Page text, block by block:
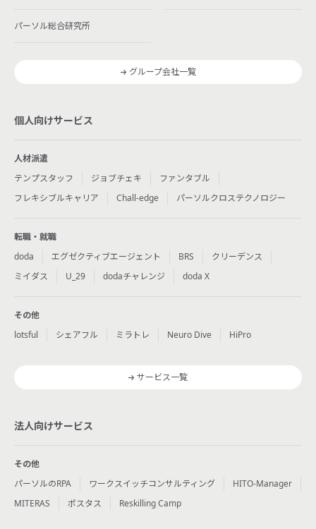
パーソル総合研究所
グループ会社一覧
個人向けサービス
人材派遣
テンプスタッフ
ジョブチェキ
ファンタブル
フレキシブルキャリア
Chall-edge パーソルクロステクノロジー
転職・就職
doda
エグゼクティブエージェント BRS
クリーデンス
ミイダス
U_29 dodaチャレンジ doda X
その他
lotsful
シェアフル ミラトレ Neuro Dive HiPro
サービス一覧
法人向けサービス
その他
パーソルのRPA
ワークスイッチコンサルティング
HITO-Manager
MITERAS
ポスタス Reskilling Camp